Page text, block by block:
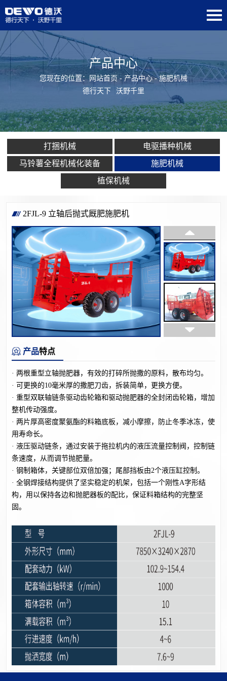
产品中心
您现在的位置： 网站首页- 产品中心- 施肥机械
德行天下
沃野千里
打捆机械
电驱播种机械
马铃薯全程机械化装备
施肥机械
植保机械
2FJL-9 立轴后抛式厩肥施肥机
产品特点
· 两根重型立轴抛肥器，有效的打碎所抛撒的原料，散布均匀。
· 可更换的10毫米厚的撒肥刀齿，拆装简单，更换方便。
· 重型双联轴链条驱动齿轮箱和驱动抛肥器的全封闭齿轮箱，增加
整机传动强度。
· 两片厚高密度聚氨酯的料箱底板，减小摩擦，防止冬季冰冻，使
用寿命长。
· 液压驱动链条，通过安装于拖拉机内的液压流量控制阀，控制链
条速度，从而调节抛肥量。
· 钢制箱体，关键部位双倍加强；尾部挡板由2个液压缸控制。
· 全钢焊接结构提供了坚实稳定的机架，包括一个刚性A字形结
构，用以保持各边和抛肥器板的配比，保证料箱结构的完整坚
固。